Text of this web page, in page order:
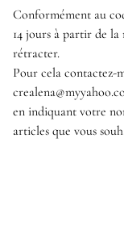
Conformément au
14 jours à partir de
rétracter.
Pour cela contactez-
en indiquant votre
articles que vous